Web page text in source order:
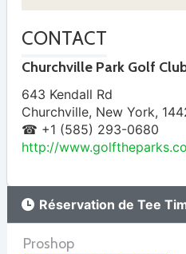
CONTACT
Churchville Park Golf
643 Kendall Rd
Churchville, New York,
☎ +1 (585) 293-0680
http://
Réservation de Tee
Proshop